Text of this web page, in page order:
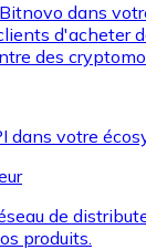
dans
d'acheter
des
dans votre
de
produits.